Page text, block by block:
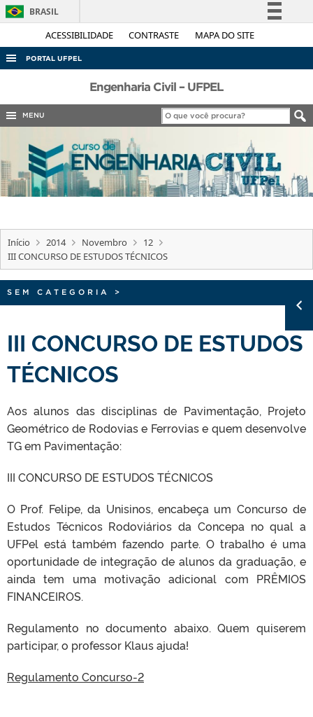
ACESSIBILIDADE CONTRASTE MAPA DO SITE
BRASIL
Simplifique!
Legislação
PORTAL UFPEL
ACESSO À INFORMAÇÃO
AUDITORIA
CONCURSOS
EDITAIS
Engenharia Civil – UFPEL
MENU
Início 2014 Novembro
12
III CONCURSO DE ESTUDOS TÉCNICOS
SEM CATEGORIA >
III CONCURSO DE ESTUDOS
TÉCNICOS
Aos alunos das disciplinas de Pavimentação, Projeto
Geométrico de Rodovias e Ferrovias e quem desenvolve
TG em Pavimentação:
III CONCURSO DE ESTUDOS TÉCNICOS
O Prof. Felipe, da Unisinos, encabeça um Concurso de
Estudos Técnicos Rodoviários da Concepa no qual a
UFPel está também fazendo parte. O trabalho é uma
oportunidade de integração de alunos da graduação, e
ainda tem uma motivação adicional com PRÊMIOS
FINANCEIROS.
Regulamento no documento abaixo. Quem quiserem
participar, o professor Klaus ajuda!
Regulamento Concurso-2